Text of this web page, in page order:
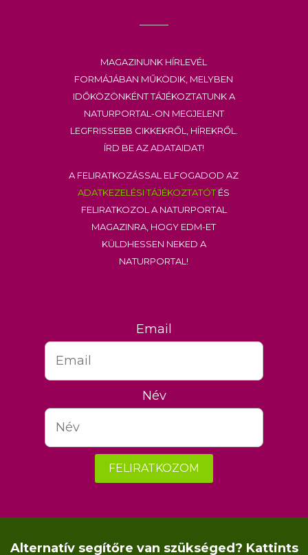
Magazinunk hírlevél
formájában működik, melyben
időközönként tájékoztatunk a
Naturportal-on megjelent
legfrissebb cikkekről, hírekről.
Írd be az adataidat!
A feliratkozással elfogadod az
adatkezelési tájékoztatótés
feliratkozol a Naturportal
Magazinra, hogy EDM-et
küldhessen neked a
Naturportal!
Email
Név
FELIRATKOZOM
Alternatív segítőre van szükséged? Kattints